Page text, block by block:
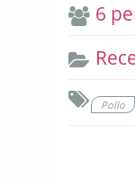
6
Pollo